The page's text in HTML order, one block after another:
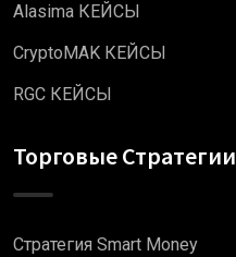
Alasima КЕЙСЫ
CryptoMAK КЕЙСЫ
RGC КЕЙСЫ
Торговые Стратегии
Стратегия Smart Money